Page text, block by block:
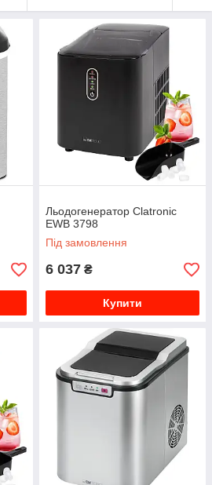
Льодогенератор Clatronic
EWB 3798
Під замовлення
6 037 ₴
Купити